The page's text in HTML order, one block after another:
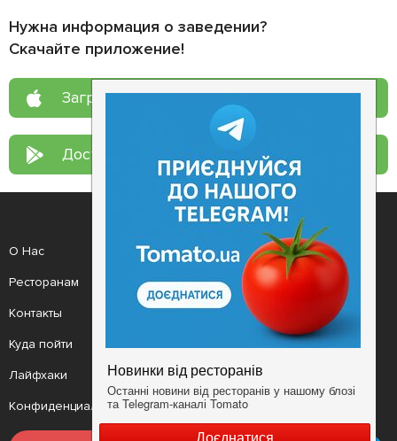
Нужна информация о заведении?
Скачайте приложение!
Загрузите в App Store
Доступно в Google Play
О Нас
Ресторанам
Контакты
Куда пойти
Лайфхаки
Конфиденциальность
Рецепт дня
Новости
Анонсы
Мобильное приложение
Условия